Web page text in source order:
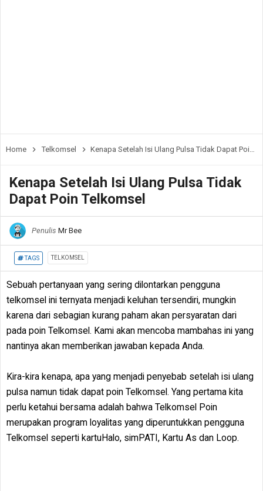
Home Telkomsel Kenapa Setelah Isi Ulang Pulsa Tidak Dapat Poin Telkomsel
Kenapa Setelah Isi Ulang Pulsa Tidak
Dapat Poin Telkomsel
Penulis Mr Bee
TAGS TELKOMSEL
Sebuah pertanyaan yang sering dilontarkan pengguna
telkomsel ini ternyata menjadi keluhan tersendiri, mungkin
karena dari sebagian kurang paham akan persyaratan dari
pada poin Telkomsel. Kami akan mencoba mambahas ini yang
nantinya akan memberikan jawaban kepada Anda.
Kira-kira kenapa, apa yang menjadi penyebab setelah isi ulang
pulsa namun tidak dapat poin Telkomsel. Yang pertama kita
perlu ketahui bersama adalah bahwa Telkomsel Poin
merupakan program loyalitas yang diperuntukkan pengguna
Telkomsel seperti kartuHalo, simPATI, Kartu As dan Loop.